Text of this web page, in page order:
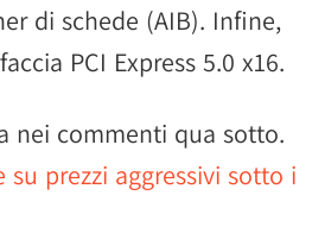
di schede (AIB). Infine,
PCI Express 5.0 x16.
nei commenti qua sotto.
su prezzi aggressivi sotto i